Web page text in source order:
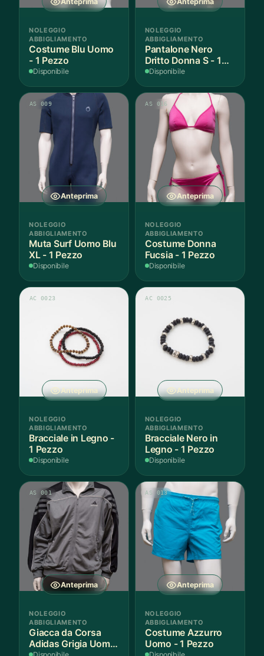
NOLEGGIO
ABBIGLIAMENTO
Costume Blu Uomo
- 1 Pezzo
Disponibile
NOLEGGIO
ABBIGLIAMENTO
Pantalone Nero
Dritto Donna S - 1
Paio
Disponibile
Anteprima
AS 009
NOLEGGIO
ABBIGLIAMENTO
Muta Surf Uomo Blu
XL - 1 Pezzo
Disponibile
Anteprima
AS 016
NOLEGGIO
ABBIGLIAMENTO
Costume Donna
Fucsia - 1 Pezzo
Disponibile
Anteprima
AC 0023
NOLEGGIO
ABBIGLIAMENTO
Bracciale in Legno -
1 Pezzo
Disponibile
Anteprima
AC 0025
NOLEGGIO
ABBIGLIAMENTO
Bracciale Nero in
Legno - 1 Pezzo
Disponibile
Anteprima
AS 001
NOLEGGIO
ABBIGLIAMENTO
Giacca da Corsa
Adidas Grigia Uomo
Anteprima
AS 013
NOLEGGIO
ABBIGLIAMENTO
Costume Azzurro
Uomo - 1 Pezzo